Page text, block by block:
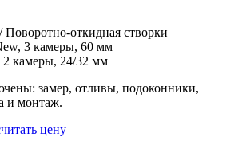
Поворотно-откидная створки
3 камеры, 60 мм
2 камеры, 24/32 мм
замер, отливы, подоконники,
и монтаж.
цену